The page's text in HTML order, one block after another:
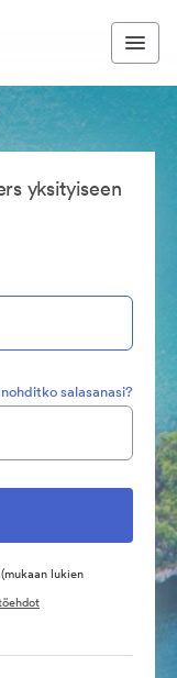
yksityiseen
salasanasi?
(mukaan lukien